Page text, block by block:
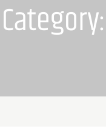
Category: